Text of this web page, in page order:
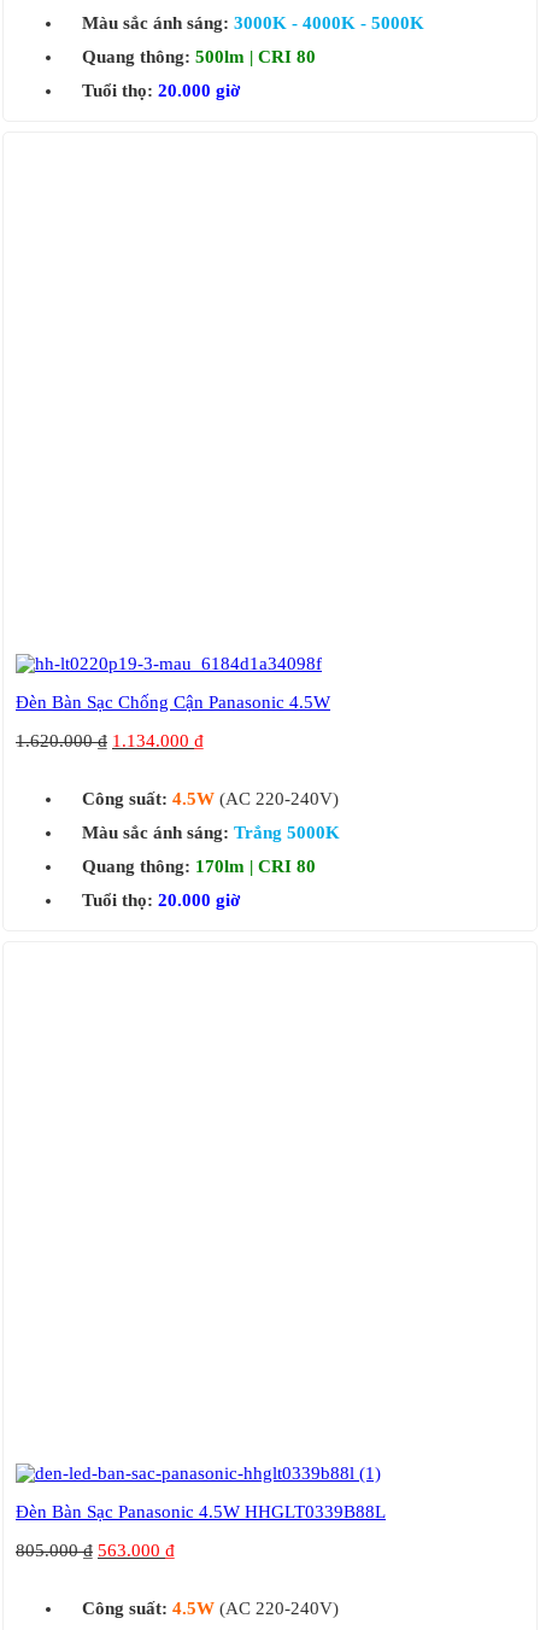
Màu sắc ánh sáng: 3000K - 4000K - 5000K
Quang thông: 500lm | CRI 80
Tuổi thọ: 20.000 giờ
Đèn Bàn Sạc Chống Cận Panasonic 4.5W
1.620.000₫ 1.134.000 ₫
Công suất: 4.5W (AC 220-240V)
Màu sắc ánh sáng: Trắng 5000K
Quang thông: 170lm | CRI 80
Tuổi thọ: 20.000 giờ
Đèn Bàn Sạc Panasonic 4.5W HHGLT0339B88L
805.000₫ 563.000 ₫
Công suất: 4.5W (AC 220-240V)